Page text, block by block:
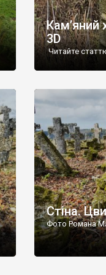
Кам’яний
3D
Читайте
Стіна.
Фото Романа